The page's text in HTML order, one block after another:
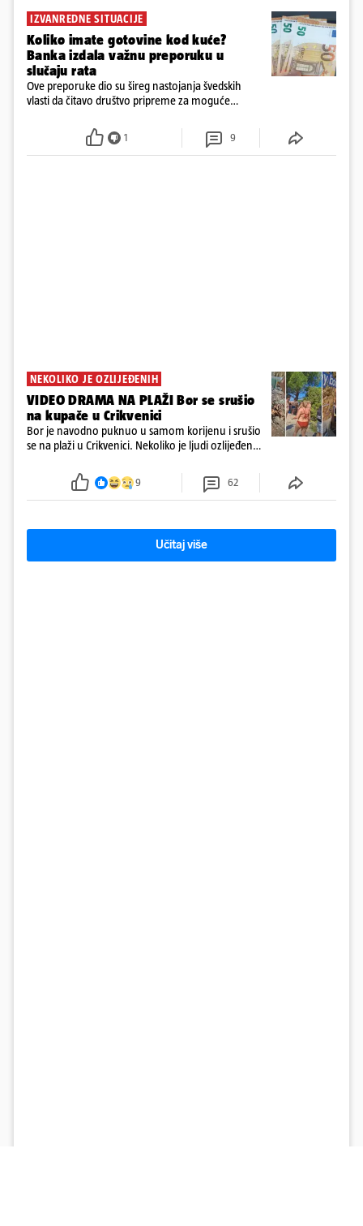
IZVANREDNE SITUACIJE
Koliko imate gotovine kod kuće?
Banka izdala važnu preporuku u
slučaju rata
Ove preporuke dio su šireg nastojanja švedskih
vlasti da čitavo društvo pripreme za moguće
1 9
NEKOLIKO JE OZLIJEĐENIH
VIDEO DRAMA NA PLAŽI Bor se srušio
na kupače u Crikvenici
Bor je navodno puknuo u samom korijenu i srušio
se na plaži u Crikvenici. Nekoliko je ljudi ozlijeđeno,
9 62
Učitaj više